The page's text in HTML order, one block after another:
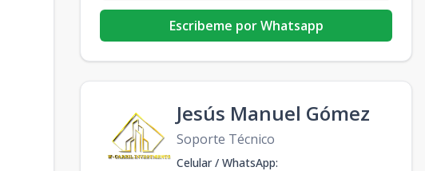
Escribeme por Whatsapp
Jesús Manuel Gómez
Soporte Técnico
Celular / WhatsApp: